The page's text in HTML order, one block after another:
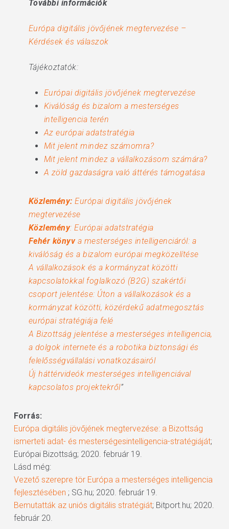
További információk
Európa digitális jövőjének megtervezése –
Kérdések és válaszok
Tájékoztatók:
Európai digitális jövőjének megtervezése
Kiválóság és bizalom a mesterséges
intelligencia terén
Az európai adatstratégia
Mit jelent mindez számomra?
Mit jelent mindez a vállalkozásom számára?
A zöld gazdaságra való áttérés támogatása
Közlemény: Európai digitális jövőjének
megtervezése
Közlemény: Európai adatstratégia
Fehér könyva mesterséges intelligenciáról: a
kiválóság és a bizalom európai megközelítése
A vállalkozások és a kormányzat közötti
kapcsolatokkal foglalkozó (B2G) szakértői
csoport jelentése: Úton a vállalkozások és a
kormányzat közötti, közérdekű adatmegosztás
európai stratégiája felé
A Bizottság jelentése a mesterséges intelligencia,
a dolgok internete és a robotika biztonsági és
felelősségvállalási vonatkozásairól
Új háttérvideók mesterséges intelligenciával
kapcsolatos projektekről”
Forrás:
Európa digitális jövőjének megtervezése: a Bizottság
ismerteti adat- és mesterségesintelligencia-stratégiáját;
Európai Bizottság; 2020. február 19.
Lásd még:
Vezető szerepre tör Európa a mesterséges intelligencia
fejlesztésében ; SG.hu; 2020. február 19.
Bemutatták az uniós digitális stratégiát; Bitport.hu; 2020.
február 20.